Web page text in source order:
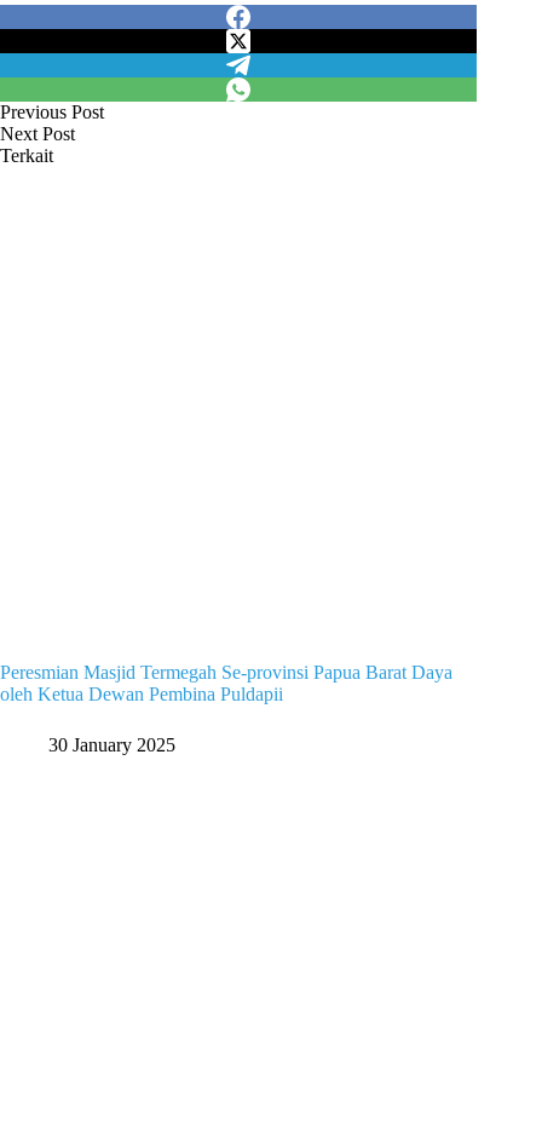
Previous Post
Next Post
Terkait
Peresmian Masjid Termegah Se-provinsi Papua Barat Daya
oleh Ketua Dewan Pembina Puldapii
30 January 2025